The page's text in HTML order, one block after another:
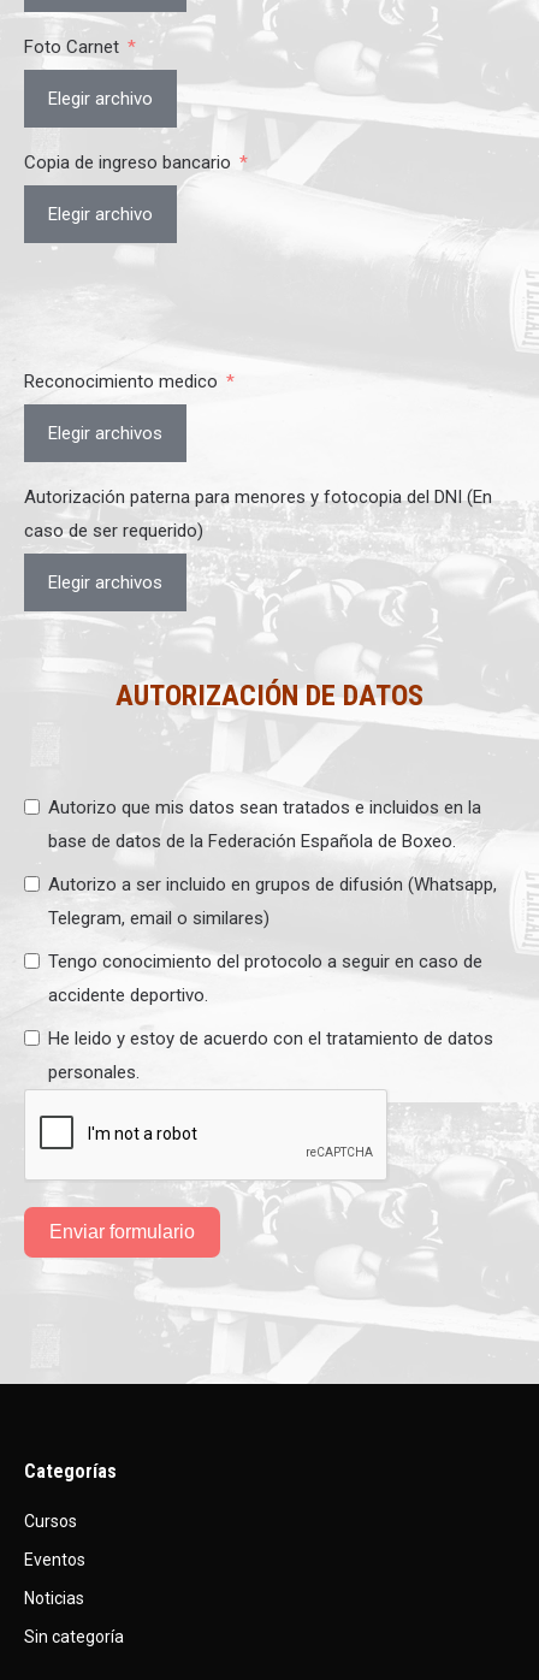
Foto Carnet
Elegir archivo
Copia de ingreso bancario
Elegir archivo
Reconocimiento medico
Elegir archivos
Autorización paterna para menores y fotocopia del DNI (En
caso de ser requerido)
Elegir archivos
AUTORIZACIÓN DE DATOS
Autorizo que mis datos sean tratados e incluidos en la
base de datos de la Federación Española de Boxeo.
Autorizo a ser incluido en grupos de difusión (Whatsapp,
Telegram, email o similares)
Tengo conocimiento del protocolo a seguir en caso de
accidente deportivo.
He leido y estoy de acuerdo con el tratamiento de datos
personales.
Enviar formulario
Categorías
Cursos
Eventos
Noticias
Sin categoría